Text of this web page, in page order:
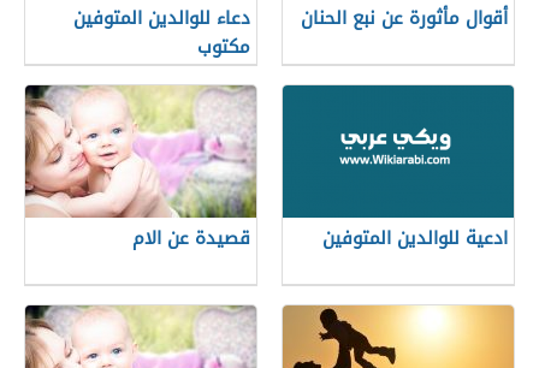
أقوال مأثورة عن نبع الحنان
دعاء للوالدين المتوفين
مكتوب
ادعية للوالدين المتوفين قصيدة عن الام